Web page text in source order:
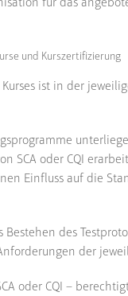
für das
und Kurszertifizierung
ist in der
SCA oder CQI
Einfluss auf die
Bestehen des
der
oder CQI –